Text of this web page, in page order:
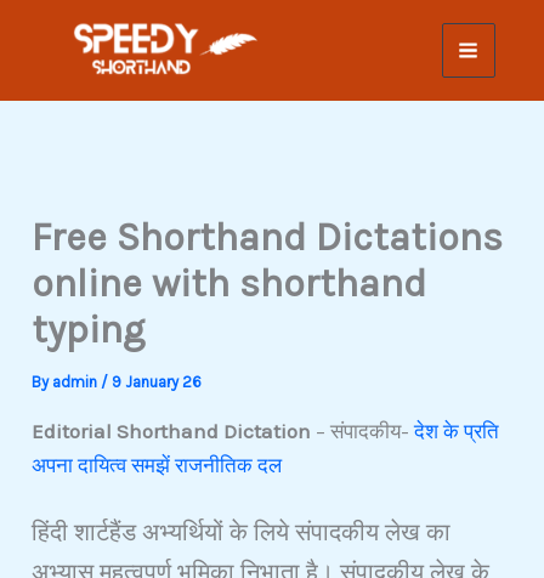
Free Shorthand Dictations
online with shorthand
typing
By admin / 9 January 26
Editorial Shorthand Dictation – संपादकीय-देश के प्रति
अपना दायित्व समझें राजनीतिक दल
हिंदी शार्टहैंड अभ्यर्थियों के लिये संपादकीय लेख का